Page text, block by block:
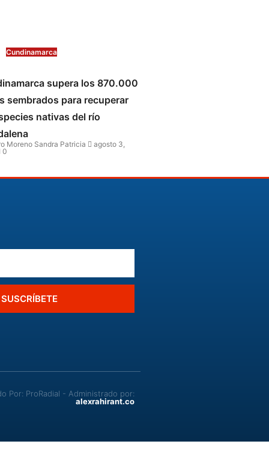
Cundinamarca
supera los 870.000
sembrados para recuperar
nativas del río
Moreno Sandra Patricia
agosto 3,
0
SUSCRÍBETE
Por: ProRadial - Administrado por:
alexrahirant.co